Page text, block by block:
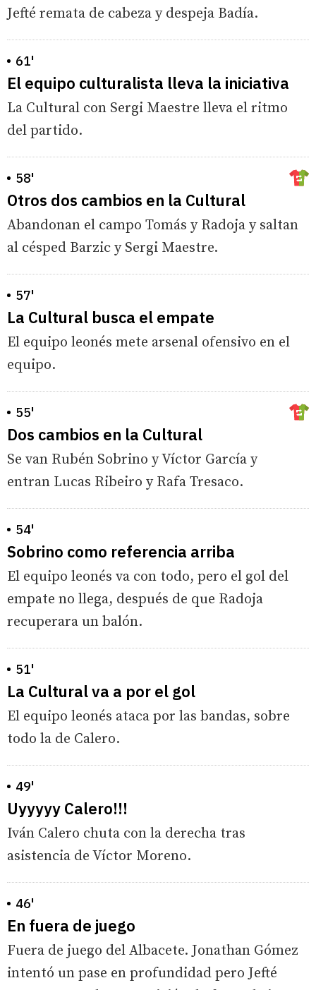
Jefté remata de cabeza y despeja Badía.
61'
El equipo culturalista lleva la iniciativa
La Cultural con Sergi Maestre lleva el ritmo
del partido.
58'
Otros dos cambios en la Cultural
Abandonan el campo Tomás y Radoja y saltan
al césped Barzic y Sergi Maestre.
57'
La Cultural busca el empate
El equipo leonés mete arsenal ofensivo en el
equipo.
55'
Dos cambios en la Cultural
Se van Rubén Sobrino y Víctor García y
entran Lucas Ribeiro y Rafa Tresaco.
54'
Sobrino como referencia arriba
El equipo leonés va con todo, pero el gol del
empate no llega, después de que Radoja
recuperara un balón.
51'
La Cultural va a por el gol
El equipo leonés ataca por las bandas, sobre
todo la de Calero.
49'
Uyyyyy Calero!!!
Iván Calero chuta con la derecha tras
asistencia de Víctor Moreno.
46'
En fuera de juego
Fuera de juego del Albacete. Jonathan Gómez
intentó un pase en profundidad pero Jefté